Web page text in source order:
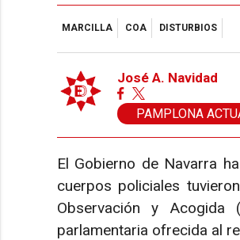
MARCILLA COA DISTURBIOS
José A. Navidad
PAMPLONA
El Gobierno de Navarra
cuerpos policiales
Observación y
parlamentaria ofrecida al